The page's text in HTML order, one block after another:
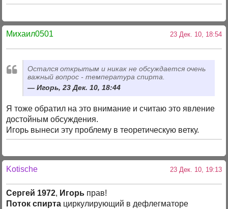
Михаил0501 23 Дек. 10, 18:54
Остался открытым и никак не обсуждается очень
важный вопрос - температура спирта.
Игорь, 23 Дек. 10, 18:44
Я тоже обратил на это внимание и считаю это явление
достойным обсуждения.
Игорь вынеси эту проблему в теоретическую ветку.
Kotische 23 Дек. 10, 19:13
Сергей 1972, Игорь прав!
Поток спирта циркулирующий в дефлегматоре